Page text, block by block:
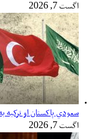
اگست 7, 2026
سعودي پاکستان او ترکیه
اگست 7, 2026